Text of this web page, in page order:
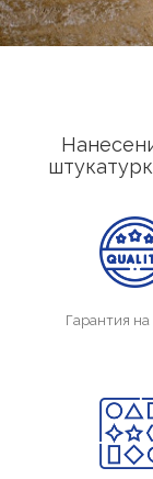
Гарантия